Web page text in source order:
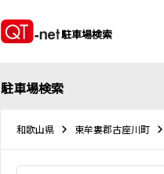
駐車場検索
駐車場検索
和歌山県 東牟婁郡古座川町